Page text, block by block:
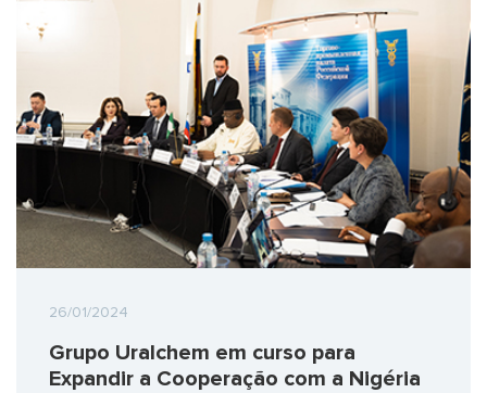
26/01/2024
Grupo Uralchem em curso para
Expandir a Cooperação com a Nigéria